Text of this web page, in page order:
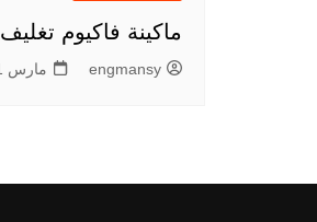
ماكينة فاكيوم تغليف
engmansy مارس 31, 2020